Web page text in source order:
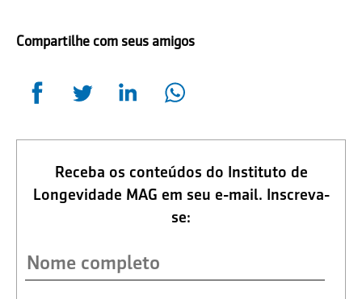
Compartilhe com seus amigos
Receba os conteúdos do Instituto de
Longevidade MAG em seu e-mail. Inscreva-
se: